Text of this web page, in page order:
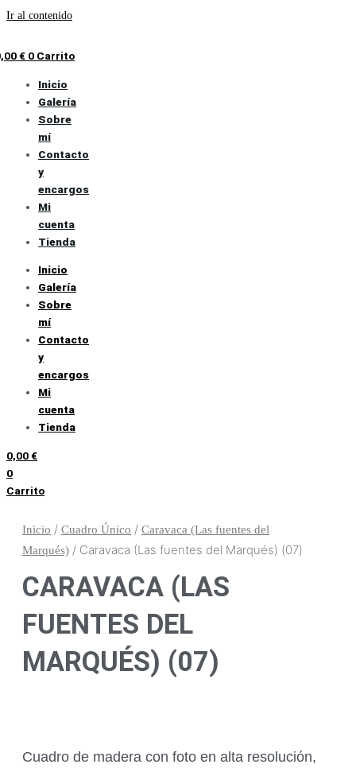
Ir al contenido
€ 0 Carrito
Inicio
Galería
Sobre
mí
Contacto
y
encargos
Mi
cuenta
Tienda
Inicio
Galería
Sobre
mí
Contacto
y
encargos
Mi
cuenta
Tienda
0,00€
0
Carrito
Inicio / Cuadro Único / Caravaca (Las fuentes del
Marqués) / Caravaca (Las fuentes del Marqués) (07)
CARAVACA (LAS
FUENTES DEL
MARQUÉS) (07)
Cuadro de madera con foto en alta resolución,